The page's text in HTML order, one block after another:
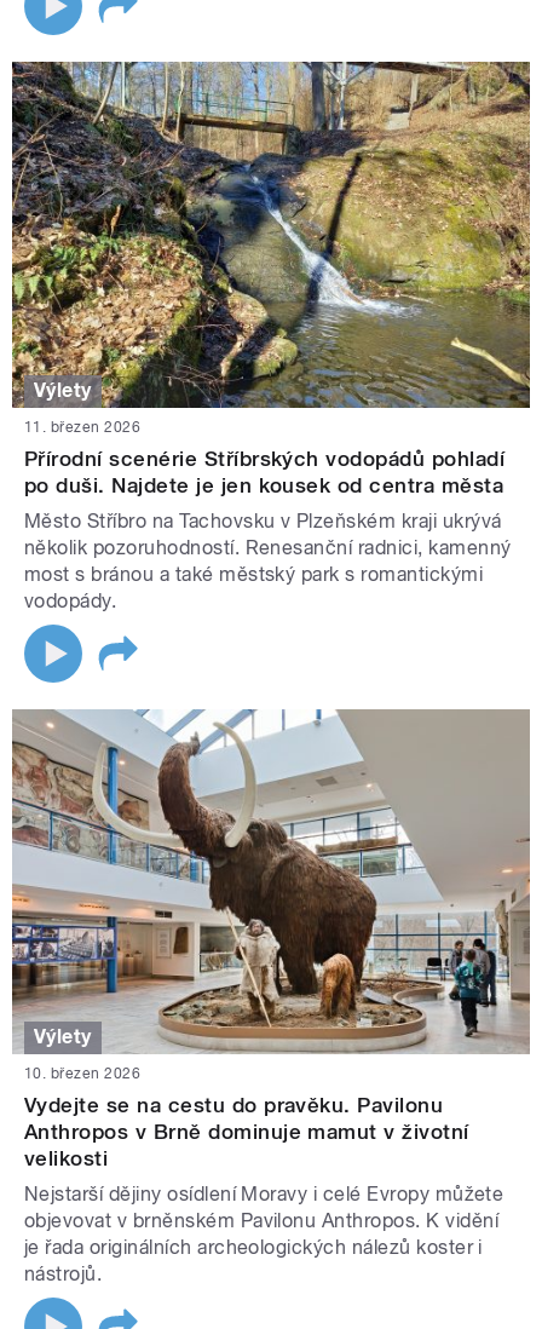
Výlety
11. březen 2026
Přírodní scenérie Stříbrských vodopádů pohladí
po duši. Najdete je jen kousek od centra města
Město Stříbro na Tachovsku v Plzeňském kraji ukrývá
několik pozoruhodností. Renesanční radnici, kamenný
most s bránou a také městský park s romantickými
vodopády.
Výlety
10. březen 2026
Vydejte se na cestu do pravěku. Pavilonu
Anthropos v Brně dominuje mamut v životní
velikosti
Nejstarší dějiny osídlení Moravy i celé Evropy můžete
objevovat v brněnském Pavilonu Anthropos. K vidění
je řada originálních archeologických nálezů koster i
nástrojů.